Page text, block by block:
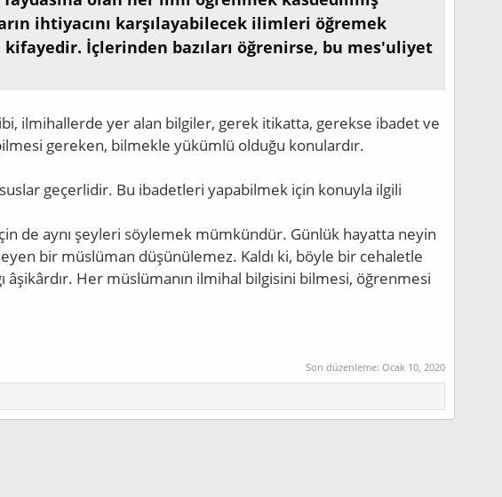
ihtiyacını karşılayabilecek ilimleri öğremek
İçlerinden bazıları öğrenirse, bu mes'uliyet
ilmihallerde yer alan bilgiler, gerek itikatta, gerekse ibadet ve
gereken, bilmekle yükümlü olduğu konulardır.
geçerlidir. Bu ibadetleri yapabilmek için konuyla ilgili
de aynı şeyleri söylemek mümkündür. Günlük hayatta neyin
bir müslüman düşünülemez. Kaldı ki, böyle bir cehaletle
âşikârdır. Her müslümanın ilmihal bilgisini bilmesi, öğrenmesi
Son düzenleme: Ocak 10, 2020